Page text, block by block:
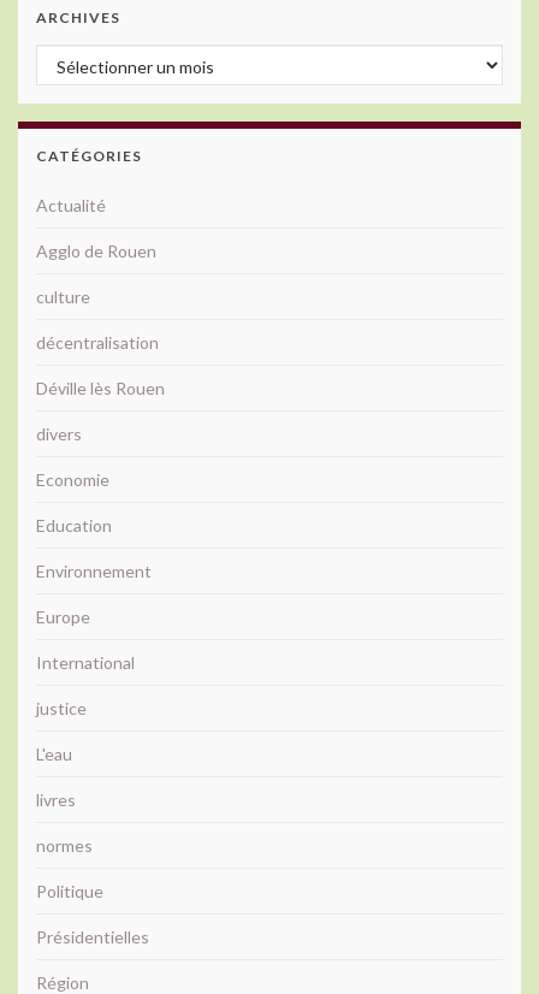
ARCHIVES
Archives
CATÉGORIES
Actualité
Agglo de Rouen
culture
décentralisation
Déville lès Rouen
divers
Economie
Education
Environnement
Europe
International
justice
L'eau
livres
normes
Politique
Présidentielles
Région